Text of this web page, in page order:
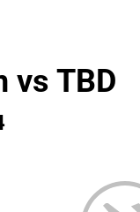
vs TBD